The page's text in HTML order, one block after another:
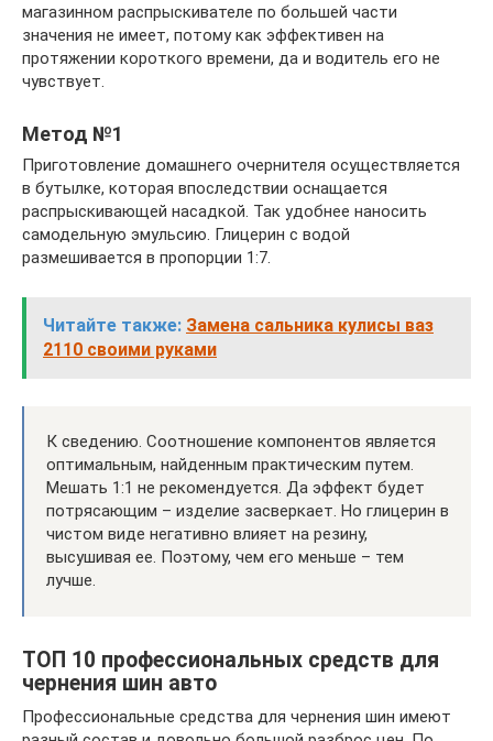
магазинном распрыскивателе по большей части
значения не имеет, потому как эффективен на
протяжении короткого времени, да и водитель его не
чувствует.
Метод №1
Приготовление домашнего очернителя осуществляется
в бутылке, которая впоследствии оснащается
распрыскивающей насадкой. Так удобнее наносить
самодельную эмульсию. Глицерин с водой
размешивается в пропорции 1:7.
Читайте также: Замена сальника кулисы ваз
2110 своими руками
К сведению. Соотношение компонентов является
оптимальным, найденным практическим путем.
Мешать 1:1 не рекомендуется. Да эффект будет
потрясающим – изделие засверкает. Но глицерин в
чистом виде негативно влияет на резину,
высушивая ее. Поэтому, чем его меньше – тем
лучше.
ТОП 10 профессиональных средств для
чернения шин авто
Профессиональные средства для чернения шин имеют